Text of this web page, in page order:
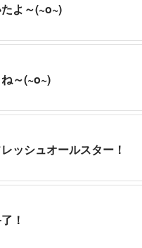
よ～(~o~)
～(~o~)
ッシュオールスター！
！